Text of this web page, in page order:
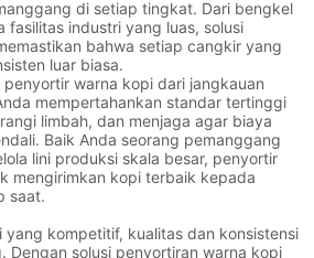
di setiap tingkat. Dari bengkel
fasilitas industri yang luas, solusi
bahwa setiap cangkir yang
luar biasa.
warna kopi dari jangkauan
mempertahankan standar tertinggi
limbah, dan menjaga agar biaya
Baik Anda seorang pemanggang
lini produksi skala besar, penyortir
mengirimkan kopi terbaik kepada
saat.
kompetitif, kualitas dan konsistensi
Dengan solusi penyortiran warna kopi